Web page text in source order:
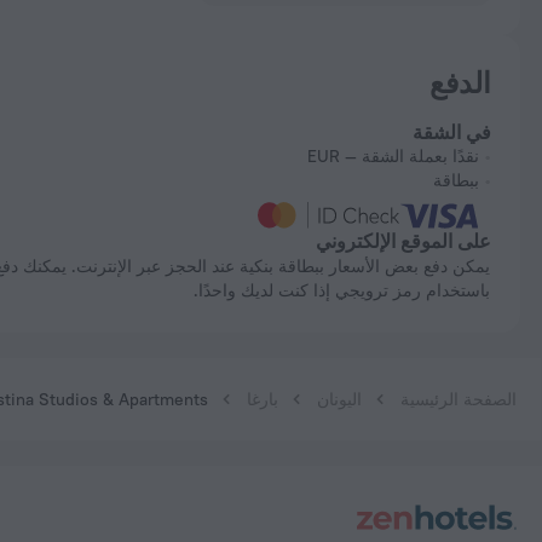
الدفع
في الشقة
نقدًا بعملة الشقة — EUR
ببطاقة
على الموقع الإلكتروني
يمكن دفع بعض الأسعار ببطاقة بنكية عند الحجز عبر الإنترنت. يمكنك دفع حجزك
باستخدام رمز ترويجي إذا كنت لديك واحدًا.
الصفحة الرئيسية اليونان بارغا Studios & Apartments